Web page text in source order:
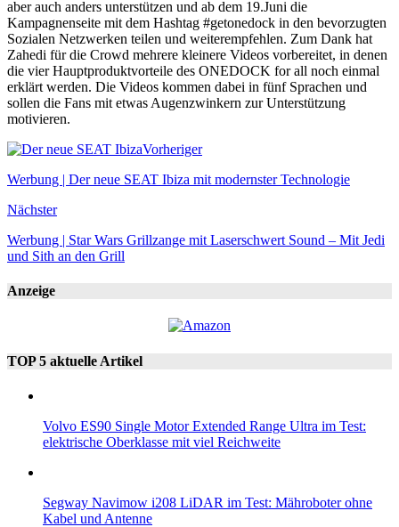
aber auch anders unterstützen und ab dem 19.Juni die
Kampagnenseite mit dem Hashtag #getonedock in den bevorzugten
Sozialen Netzwerken teilen und weiterempfehlen. Zum Dank hat
Zahedi für die Crowd mehrere kleinere Videos vorbereitet, in denen
die vier Hauptproduktvorteile des ONEDOCK for all noch einmal
erklärt werden. Die Videos kommen dabei in fünf Sprachen und
sollen die Fans mit etwas Augenzwinkern zur Unterstützung
motivieren.
Vorheriger
Werbung | Der neue SEAT Ibiza mit modernster Technologie
Nächster
Werbung | Star Wars Grillzange mit Laserschwert Sound – Mit Jedi
und Sith an den Grill
Anzeige
TOP 5 aktuelle Artikel
Volvo ES90 Single Motor Extended Range Ultra im Test:
elektrische Oberklasse mit viel Reichweite
Segway Navimow i208 LiDAR im Test: Mähroboter ohne
Kabel und Antenne